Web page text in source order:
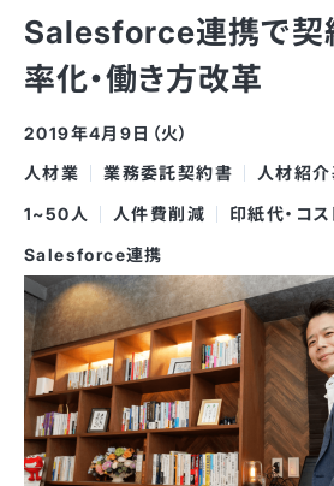
Salesforce連携で契
率化・働き方改革
2019年4月9日（火）
人材業
業務委託契約書
人材紹
1~50人
人件費削減
印紙代・コ
Salesforce連携